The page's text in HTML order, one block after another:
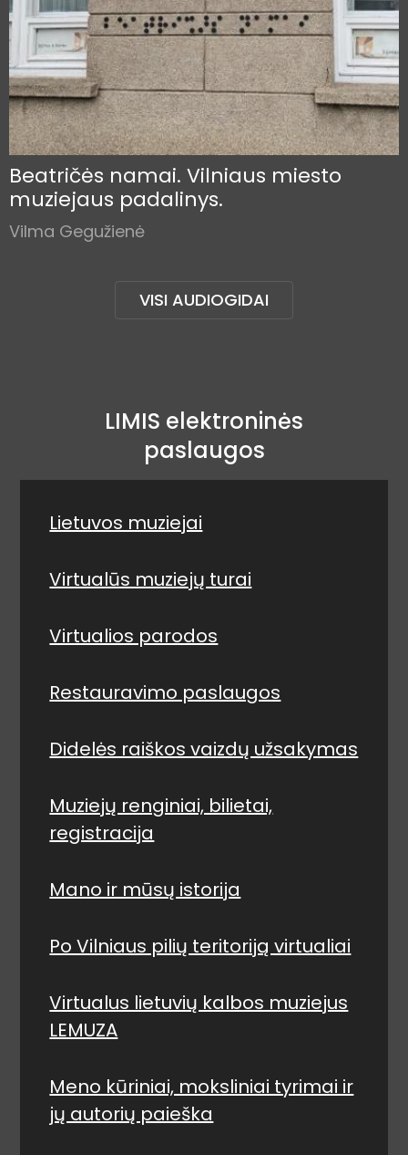
Beatričės namai. Vilniaus miesto
muziejaus padalinys.
Vilma Gegužienė
VISI AUDIOGIDAI
LIMIS elektroninės
paslaugos
Lietuvos muziejai
Virtualūs muziejų turai
Virtualios parodos
Restauravimo paslaugos
Didelės raiškos vaizdų užsakymas
Muziejų renginiai, bilietai,
registracija
Mano ir mūsų istorija
Po Vilniaus pilių teritoriją virtualiai
Virtualus lietuvių kalbos muziejus
LEMUZA
Meno kūriniai, moksliniai tyrimai ir
jų autorių paieška